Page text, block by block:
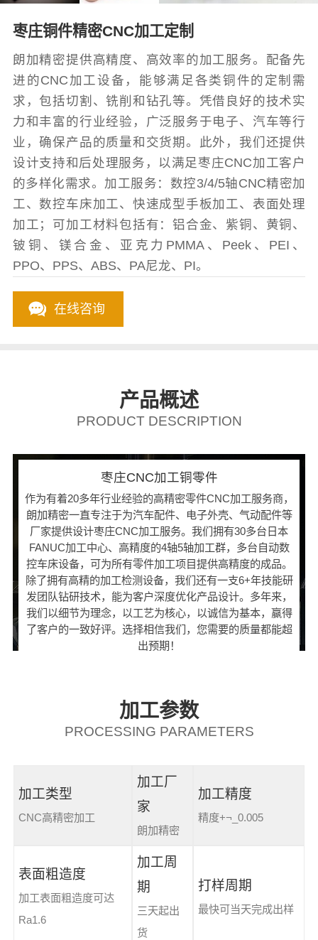
枣庄铜件精密CNC加工定制
朗加精密提供高精度、高效率的加工服务。配备先
进的CNC加工设备，能够满足各类铜件的定制需
求，包括切割、铣削和钻孔等。凭借良好的技术实
力和丰富的行业经验，广泛服务于电子、汽车等行
业，确保产品的质量和交货期。此外，我们还提供
设计支持和后处理服务，以满足枣庄CNC加工客户
的多样化需求。加工服务：数控3/4/5轴CNC精密加
工、数控车床加工、快速成型手板加工、表面处理
加工；可加工材料包括有：铝合金、紫铜、黄铜、
铍铜、镁合金、亚克力PMMA、Peek、PEI、
PPO、PPS、ABS、PA尼龙、PI。
在线咨询
产品概述
PRODUCT DESCRIPTION
枣庄CNC加工铜零件
作为有着20多年行业经验的高精密零件CNC加工服务商，
朗加精密一直专注于为汽车配件、电子外壳、气动配件等
厂家提供设计枣庄CNC加工服务。我们拥有30多台日本
FANUC加工中心、高精度的4轴5轴加工群，多台自动数
控车床设备，可为所有零件加工项目提供高精度的成品。
除了拥有高精的加工检测设备，我们还有一支6+年技能研
发团队钻研技术，能为客户深度优化产品设计。多年来，
我们以细节为理念，以工艺为核心，以诚信为基本，赢得
了客户的一致好评。选择相信我们，您需要的质量都能超
出预期！
加工参数
PROCESSING PARAMETERS
加工类型
CNC高精密加工
加工厂
家
朗加精密
加工精度
精度+¬_0.005
表面粗造度
加工表面粗造度可达
Ra1.6
加工周
期
三天起出
货
打样周期
最快可当天完成出样